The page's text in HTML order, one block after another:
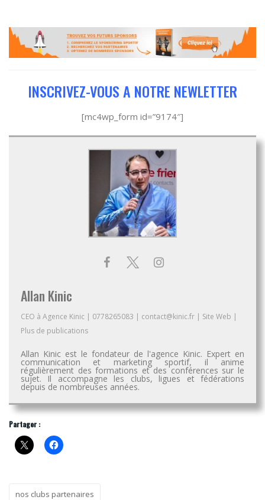
INSCRIVEZ-VOUS A NOTRE NEWLETTER
[mc4wp_form id=”9174″]
Allan Kinic
CEO à Agence Kinic | 0778265083 | contact@kinic.fr | Site Web |
Plus de publications
Allan Kinic est le fondateur de l'agence Kinic. Expert en
communication et marketing sportif, il anime
régulièrement des formations et des conférences sur le
sujet. Il accompagne les clubs, ligues et fédérations
depuis de nombreuses années.
Partager :
nos clubs partenaires